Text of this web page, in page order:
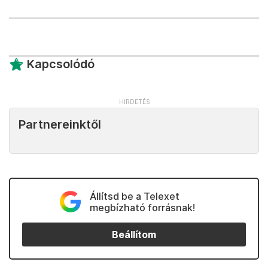
Kapcsolódó
Partnereinktől
Állítsd be a Telexet
megbízható forrásnak!
Beállítom